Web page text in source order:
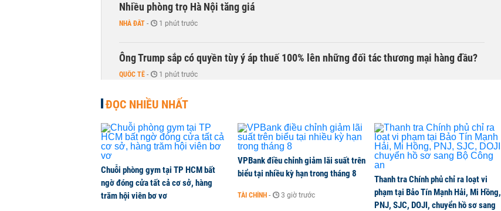
Nhiều phòng trọ Hà Nội tăng giá
NHÀ ĐẤT - 1 phút trước
Ông Trump sắp có quyền tùy ý áp thuế 100% lên những đối tác thương mại hàng đầu?
QUỐC TẾ - 1 phút trước
ĐỌC NHIỀU NHẤT
Chuỗi phòng gym tại TP HCM bất
ngờ đóng cửa tất cả cơ sở, hàng
trăm hội viên bơ vơ
VPBank điều chỉnh giảm lãi suất trên
biểu tại nhiều kỳ hạn trong tháng 8
TÀI CHÍNH - 3 giờ trước
Thanh tra Chính phủ chỉ ra loạt vi
phạm tại Bảo Tín Mạnh Hải, Mi Hồng,
PNJ, SJC, DOJI, chuyển hồ sơ sang